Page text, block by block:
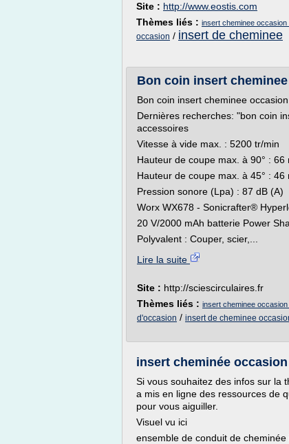
Site : http://www.eostis.com
Thèmes liés : insert cheminee occasion
occasion / insert de cheminee
Bon coin insert
Bon coin insert cheminee
Dernières recherches: "bon coin
accessoires
Vitesse à vide max. : 5200 tr/min
Hauteur de coupe max. à 90° : 66
Hauteur de coupe max. à 45° : 46
Pression sonore (Lpa) : 87 dB (A)
Worx WX678 - Sonicrafter®
20 V/2000 mAh batterie Power
Polyvalent : Couper, scier,...
Lire la suite
Site : http://sciescirculaires.fr
Thèmes liés : insert cheminee occasion
d'occasion / insert de cheminee
insert cheminée
Si vous souhaitez des infos sur la
a mis en ligne des ressources de
pour vous aiguiller.
Visuel vu ici
ensemble de conduit de